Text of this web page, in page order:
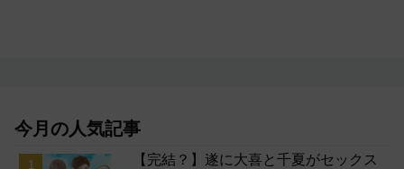
今月の人気記事
【完結？】遂に大喜と千夏がセックス